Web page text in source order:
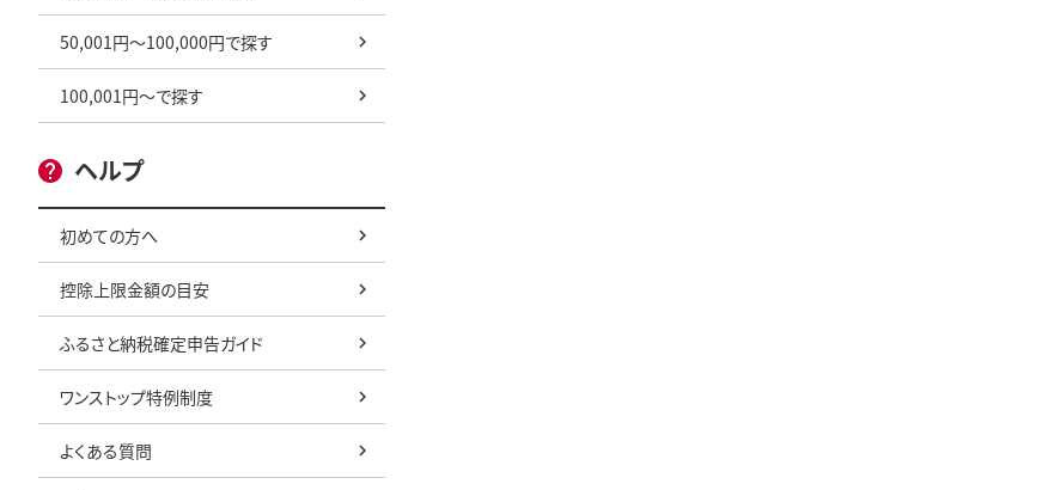
50,001円～100,000円で探す
100,001円～で探す
ヘルプ
初めての方へ
控除上限金額の目安
ふるさと納税確定申告ガイド
ワンストップ特例制度
よくある質問